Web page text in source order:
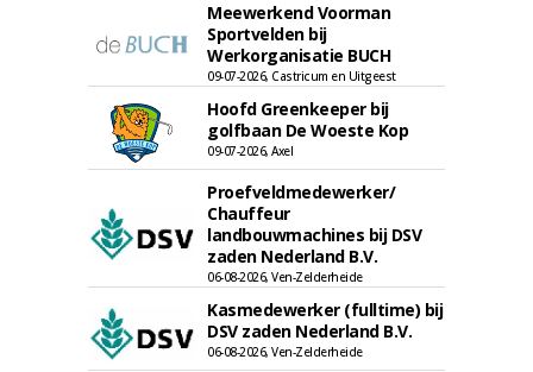
Meewerkend Voorman
Sportvelden bij
Werkorganisatie BUCH
09-07-2026, Castricum en Uitgeest
Hoofd Greenkeeper bij
golfbaan De Woeste Kop
09-07-2026, Axel
Proefveldmedewerker/
Chauffeur
landbouwmachines bij DSV
zaden Nederland B.V.
06-08-2026, Ven-Zelderheide
Kasmedewerker (fulltime) bij
DSV zaden Nederland B.V.
06-08-2026, Ven-Zelderheide